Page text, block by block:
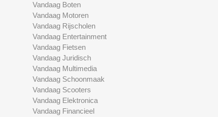
Vandaag Boten
Vandaag Motoren
Vandaag Rijscholen
Vandaag Entertainment
Vandaag Fietsen
Vandaag Juridisch
Vandaag Multimedia
Vandaag Schoonmaak
Vandaag Scooters
Vandaag Elektronica
Vandaag Financieel